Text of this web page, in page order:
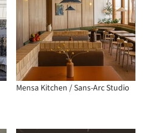
Mensa Kitchen / Sans-Arc Studio